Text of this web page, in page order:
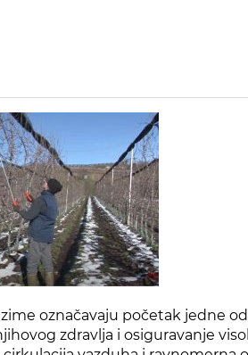
označavaju početak jedne
zdravlja i osiguravanje